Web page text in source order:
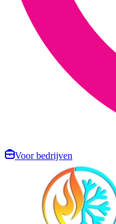
Voor bedrijven